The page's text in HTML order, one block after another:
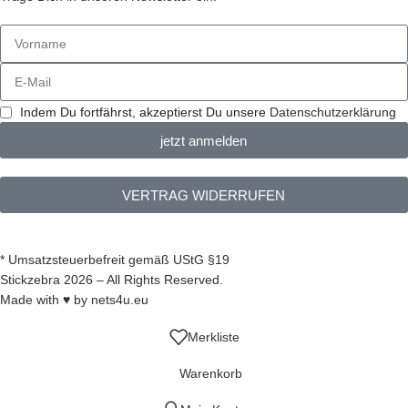
Indem Du fortfährst, akzeptierst Du unsere Datenschutzerklärung
jetzt anmelden
VERTRAG WIDERRUFEN
* Umsatzsteuerbefreit gemäß UStG §19
Stickzebra 2026 – All Rights Reserved.
Made with ♥ by nets4u.eu
Merkliste
Warenkorb